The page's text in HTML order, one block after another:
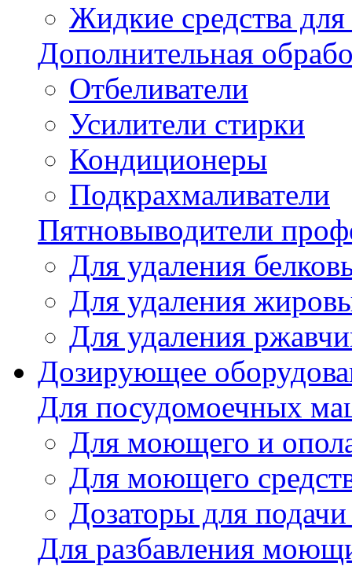
Жидкие средства
Дополнительная
Отбеливатели
Усилители стирки
Кондиционеры
Подкрахмаливатели
Пятновыводители
Для удаления
Для удаления
Для удаления
Дозирующее
Для посудомоечных
Для моющего и
Для моющего
Дозаторы для
Для разбавления